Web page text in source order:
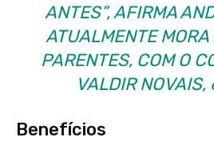
ANTES”, AFIRMA
ATUALMENTE
PARENTES, COM O
VALDIR NOVAIS,
Benefícios